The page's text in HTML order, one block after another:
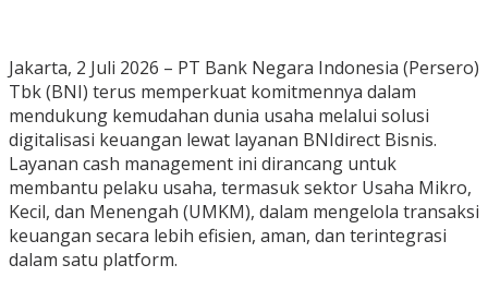
Jakarta, 2 Juli 2026 – PT Bank Negara Indonesia (Persero)
Tbk (BNI) terus memperkuat komitmennya dalam
mendukung kemudahan dunia usaha melalui solusi
digitalisasi keuangan lewat layanan BNIdirect Bisnis.
Layanan cash management ini dirancang untuk
membantu pelaku usaha, termasuk sektor Usaha Mikro,
Kecil, dan Menengah (UMKM), dalam mengelola transaksi
keuangan secara lebih efisien, aman, dan terintegrasi
dalam satu platform.